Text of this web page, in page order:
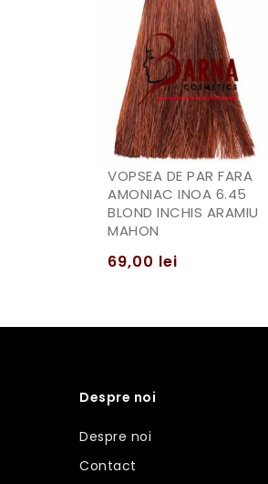
VOPSEA DE PAR FARA
AMONIAC INOA 6.45
BLOND INCHIS ARAMIU
MAHON
69,00 lei
Despre noi
Despre noi
Contact